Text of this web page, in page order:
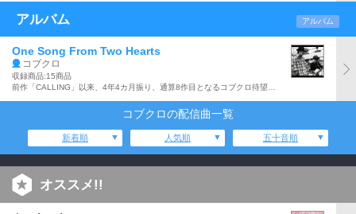
アルバム アルバム
One Song From Two Hearts
コブクロ
収録商品:15商品
コブクロの配信曲一覧
新着順 人気順 五十音順
オススメ!!